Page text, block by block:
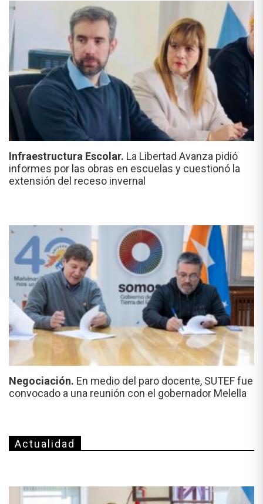
Infraestructura Escolar. La Libertad Avanza pidió
informes por las obras en escuelas y cuestionó la
extensión del receso invernal
Negociación. En medio del paro docente, SUTEF fue
convocado a una reunión con el gobernador Melella
Actualidad